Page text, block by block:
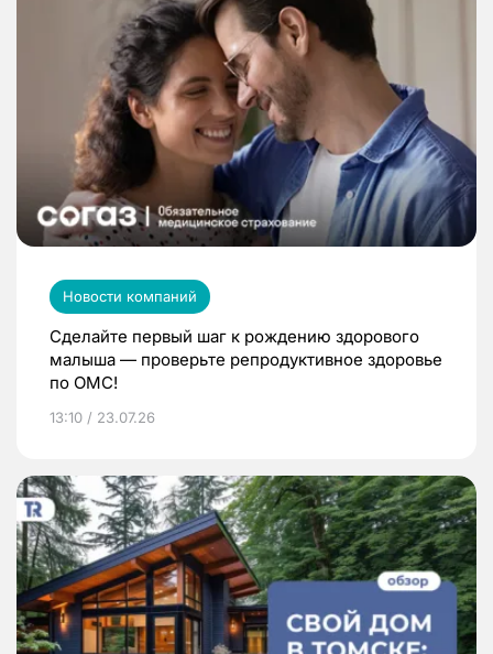
Новости компаний
Сделайте первый шаг к рождению здорового
малыша — проверьте репродуктивное здоровье
по ОМС!
13:10 / 23.07.26